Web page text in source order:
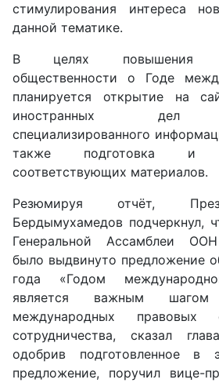
стимулирования интереса
данной тематике.
В целях повышения
общественности о Годе
планируется открытие на
иностранных дел
специализированного
также подготовка и
соответствующих материалов.
Резюмируя отчёт,
Бердымухамедов подчеркнул,
Генеральной Ассамблеи
было выдвинуто предложение
года «Годом
является важным
международных
сотрудничества, сказал
одобрив подготовленное в
предложение, поручил вице-